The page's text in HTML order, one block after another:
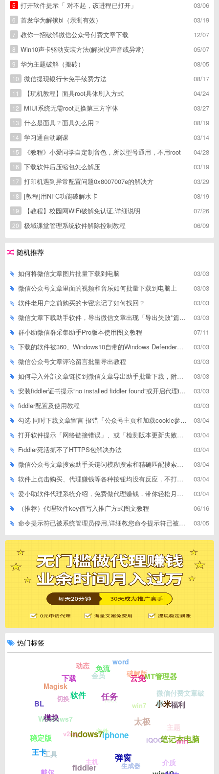
03/06
5
打开软件提示「 对不起，该进程已打开」
03/19
6
首发华为解锁bl（亲测有效）
12/07
7
教你一招破解微信公众号付费文章下载
05/07
8
Win10声卡驱动安装方法(解决没声音或异常)
08/05
9
华为主题破解（搬砖）
08/17
10
微信提现银行卡免手续费方法
04/24
11
【玩机教程】面具root具体刷入方式
03/27
12
MIUI系统无需root更换第三方字体
08/19
13
什么是面具？面具怎么用？
03/14
14
学习通自动刷课
04/28
15
《教程》小爱同学自定制音色，所以型号通用，不用root
03/19
16
下载软件后压缩包怎么解压
03/29
17
打印机遇到异常配置问题0x8007007e的解决方
08/19
18
[教程]用NFC功能破解水卡
07/26
19
【教程】校园网WiFi破解免认证,详细说明
06/09
20 极域课堂管理系统软件解除控制教程
随机推荐
03/03
如何将微信文章图片批量下载到电脑
03/03
微信公众号文章里面的视频和音乐如何批量下载到电脑上
03/03
软件老用户之前购买的卡密忘记了如何找回？
03/03
微信文章下载助手软件，导出微信文章出现「导出失败*篇」如何解决
07/11
群小助微信群采集助手Pro版本使用图文教程
03/03
下载的软件被360、Windows10自带的Windows Defender、腾讯管家等杀毒软件误删了怎么解决
03/03
微信公众号文章评论留言批量导出教程
03/03
如何导入外部文章链接到微信文章导出助手批量下载，附上3种方式
03/03
安装fiddler证书提示“no installed fiddler found”或开启代理ip失败
03/03
fiddler配置及使用教程
03/04
勾选 同时下载文章留言 报错「公众号主页和加载cookie参数不能为空」
03/04
打开软件提示「网络链接错误」、或「检测版本更新失败」等网络问题解决方案
03/04
Fiddler死活抓不了HTTPS包解决办法
03/04
微信公众号文章搜索助手关键词模糊搜索和精确匹配搜索的区别
03/04
软件上点击购买、代理赚钱等各种按钮均没有反应，不打开相应网址怎么解决
03/04
爱小助软件代理系统介绍，免费做代理赚钱，带你轻松月收入过万
06/16
（推荐）代理软件key值写入推广方式图文教程
03/05
命令提示符已被系统管理员停用,详细教您命令提示符已被系统管理员停用怎么办
热门标签
iphone
indows7
fiddler
弹窗
太极
任务
软件
模块
王卡
笔记本电脑
小米
云免
免流
下载
BL
稳定版
戴尔
win
福利
MT管理器
word
动态
Magisk
Windows7
工具
介质
主题
微信付费文章破
解
破解版
会员
切换
v2ray
主机 生成器
iQOO
win7
root
文件